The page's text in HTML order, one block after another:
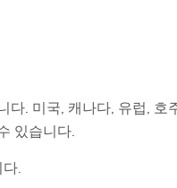
다. 미국, 캐나다, 유럽, 호
있습니다.
.